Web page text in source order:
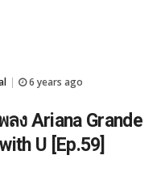
6 years ago
ง Ariana Grande
U [Ep.59]